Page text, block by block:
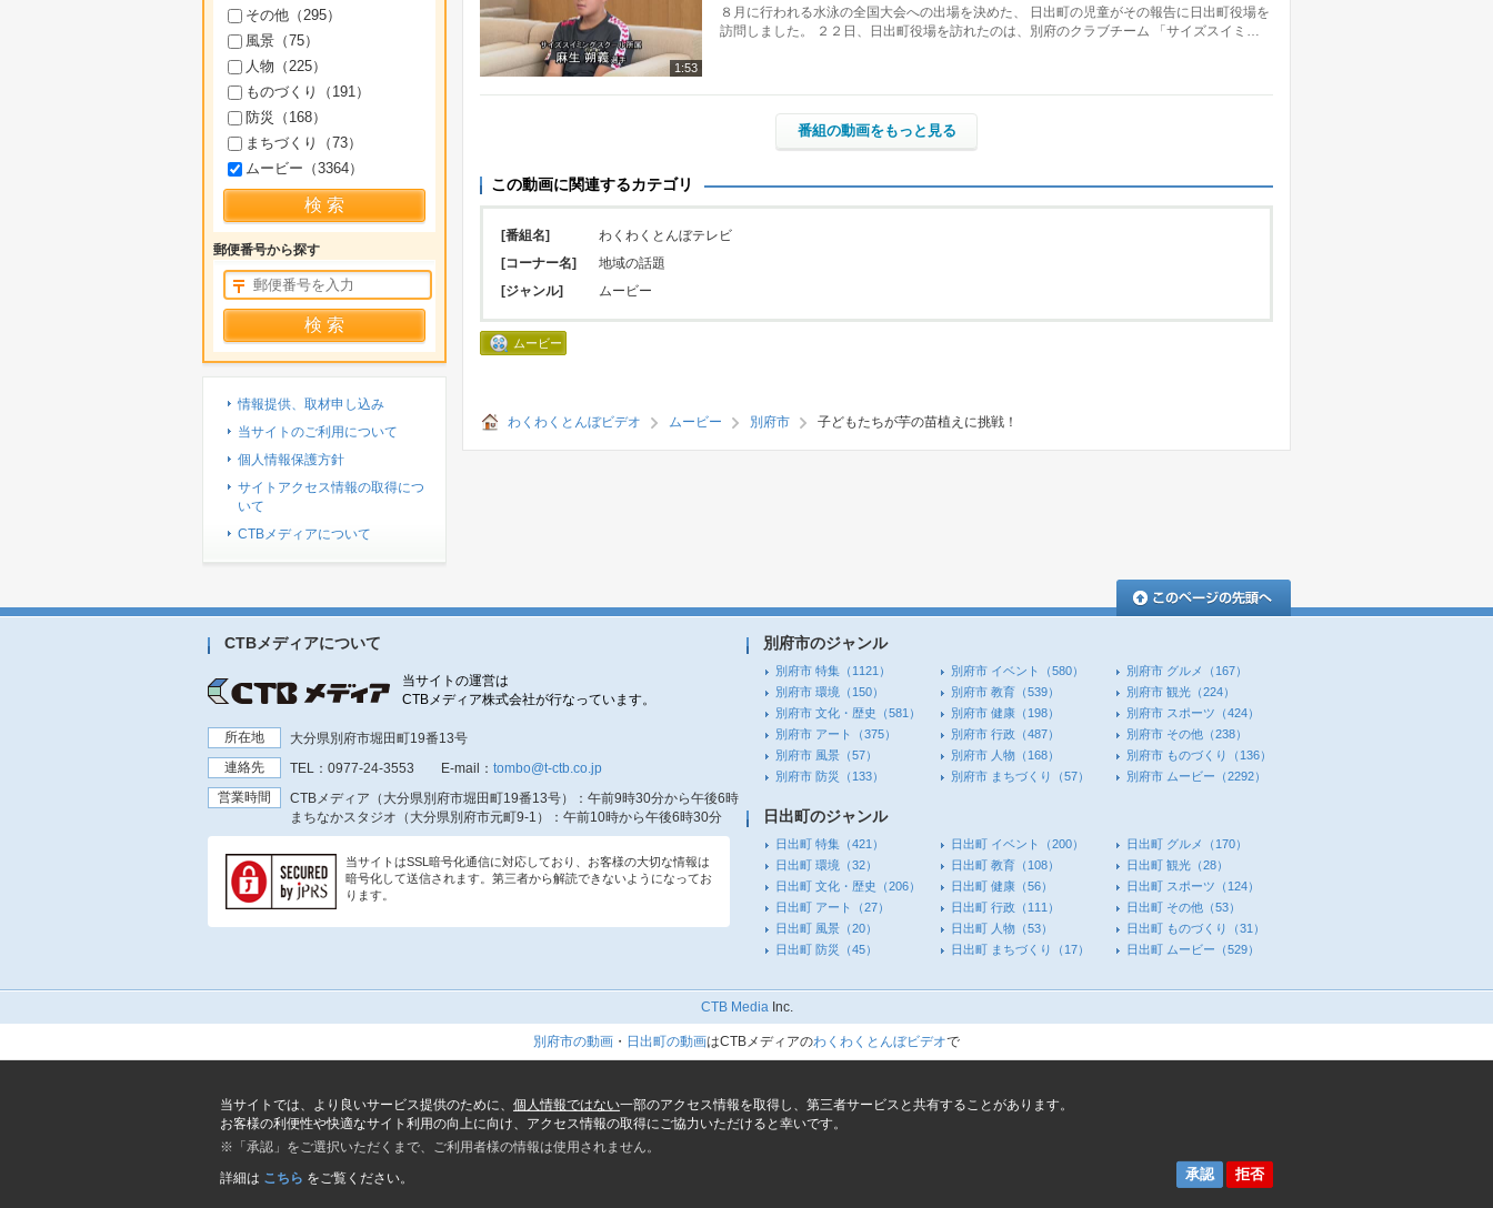
1:53
８月に行われる水泳の全国大会への出場を決めた、 日出町の児童がその報告に日出町役場を
訪問しました。 ２２日、日出町役場を訪れたのは、別府のクラブチーム 「サイズスイミ…
番組の動画をもっと見る
この動画に関連するカテゴリ
[番組名]
わくわくとんぼテレビ
[コーナー名]
地域の話題
[ジャンル]
ムービー
ムービー
わくわくとんぼビデオ ムービー 別府市 子どもたちが芋の苗植えに挑戦！
その他（ 295）
風景（75）
人物（ 225）
ものづくり（ 191 ）
防災（ 168）
まちづくり（73）
ムービー（3364）
郵便番号から探す
情報提供、取材申し込み
当サイトのご利用について
個人情報保護方針
サイトアクセス情報の取得につ
いて
CTBメディアについて
CTBメディアについて
当サイトの運営は
CTBメディア株式会社が行なっています。
所在地
大分県別府市堀田町19番13号
連絡先
TEL： 0977-24-3553 E-mail： tombo@t-ctb.co.jp
営業時間
CTBメディア（大分県別府市堀田町19番13号）
：午前9時30分から午後6時
まちなかスタジオ（大分県別府市元町9-1）
：午前10時から午後6時30分
当サイトはSSL暗号化通信に対応しており、お客様の大切な情報は
暗号化して送信されます。第三者から解読できないようになってお
ります。
別府市のジャンル
別府市 特集 （1121） 別府市 イベント （580） 別府市 グルメ
（167）
別府市 環境 （150） 別府市 教育 （539） 別府市 観光 （224）
別府市 文化・歴史 （581） 別府市 健康 （198） 別府市 スポーツ （424）
別府市 アート
（375） 別府市 行政 （487） 別府市 その他 （238）
別府市 風景 （57） 別府市 人物 （168） 別府市 ものづくり
（136）
別府市 防災
（133） 別府市 まちづくり （57） 別府市 ムービー （2292）
日出町のジャンル
日出町 特集 （421） 日出町 イベント （200） 日出町 グルメ
（170）
日出町 環境 （32） 日出町 教育 （108） 日出町 観光 （28）
日出町 文化・歴史 （206） 日出町 健康 （56） 日出町 スポーツ （124）
日出町 アート
（27） 日出町 行政 （111） 日出町 その他 （53）
日出町 風景 （20） 日出町 人物 （53） 日出町 ものづくり
（31）
日出町 防災
（45） 日出町 まちづくり （17） 日出町 ムービー （529）
CTB MediaInc.
別府市の動画 ・ 日出町の動画はCTBメディアのわくわくとんぼビデオで
当サイトでは、より良いサービス提供のために、 個人情報ではない一部のアクセス情報を取得し、第三者サービスと共有することがあります。
お客様の利便性や快適なサイト利用の向上に向け、アクセス情報の取得にご協力いただけると幸いです。
※「承認」をご選択いただくまで、ご利用者様の情報は使用されません。
詳細は こちら をご覧ください。